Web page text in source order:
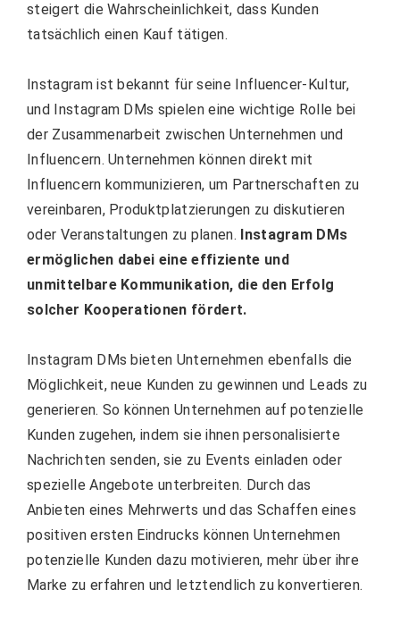
steigert die Wahrscheinlichkeit, dass Kunden
tatsächlich einen Kauf tätigen.
Instagram ist bekannt für seine Influencer-Kultur,
und Instagram DMs spielen eine wichtige Rolle bei
der Zusammenarbeit zwischen Unternehmen und
Influencern. Unternehmen können direkt mit
Influencern kommunizieren, um Partnerschaften zu
vereinbaren, Produktplatzierungen zu diskutieren
oder Veranstaltungen zu planen. Instagram DMs
ermöglichen dabei eine effiziente und
unmittelbare Kommunikation, die den Erfolg
solcher Kooperationen fördert.
Instagram DMs bieten Unternehmen ebenfalls die
Möglichkeit, neue Kunden zu gewinnen und Leads zu
generieren. So können Unternehmen auf potenzielle
Kunden zugehen, indem sie ihnen personalisierte
Nachrichten senden, sie zu Events einladen oder
spezielle Angebote unterbreiten. Durch das
Anbieten eines Mehrwerts und das Schaffen eines
positiven ersten Eindrucks können Unternehmen
potenzielle Kunden dazu motivieren, mehr über ihre
Marke zu erfahren und letztendlich zu konvertieren.